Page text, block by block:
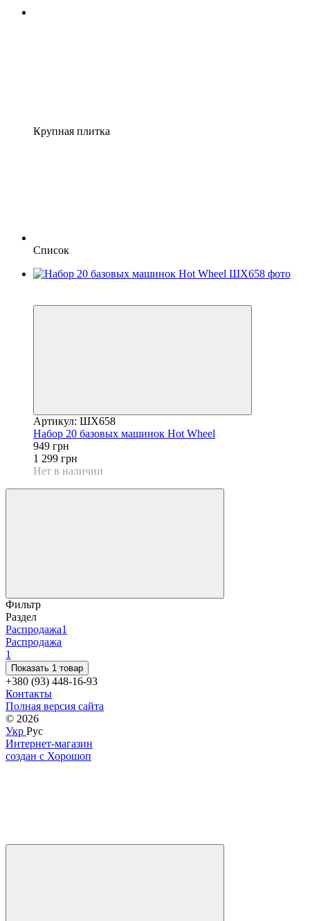
Крупная плитка
Список
Артикул: ШХ658
Набор 20 базовых машинок Hot Wheel
949 грн
1 299 грн
Нет в наличии
Фильтр
Раздел
Распродажа1
Распродажа
1
Показать 1 товар
+380 (93) 448-16-93
Контакты
Полная версия сайта
© 2026
Укр Рус
Интернет-магазин
создан с Хорошоп